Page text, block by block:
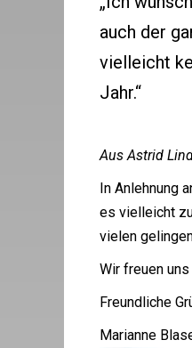
auch der
vielleicht
Jahr.“
Aus Astrid
In Anlehnung
es vielleicht
vielen
Wir freuen
Freundliche
Marianne